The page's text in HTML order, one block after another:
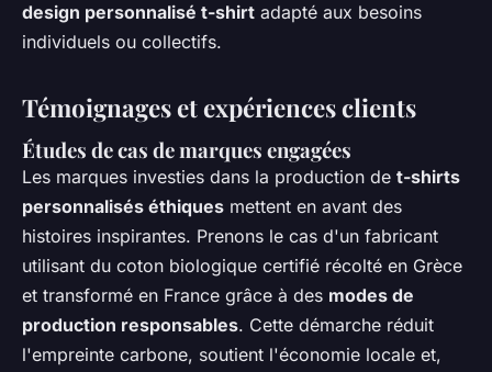
design personnalisé t-shirt adapté aux besoins
individuels ou collectifs.
Témoignages et expériences clients
Études de cas de marques engagées
Les marques investies dans la production de t-shirts
personnalisés éthiques mettent en avant des
histoires inspirantes. Prenons le cas d'un fabricant
utilisant du coton biologique certifié récolté en Grèce
et transformé en France grâce à des modes de
production responsables. Cette démarche réduit
l'empreinte carbone, soutient l'économie locale et,